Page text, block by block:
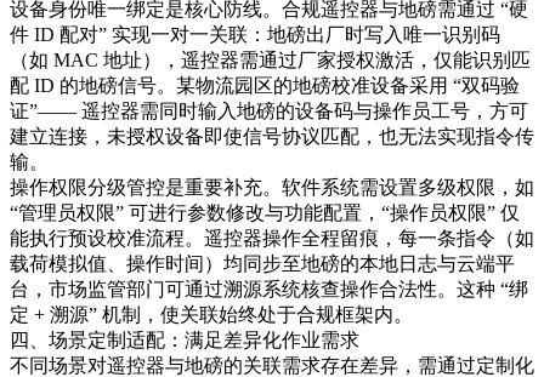
设备身份唯一绑定是核心防线。合规遥控器与地磅需通过 “硬
件 ID 配对” 实现一对一关联：地磅出厂时写入唯一识别码
（如 MAC 地址），遥控器需通过厂家授权激活，仅能识别匹
配 ID 的地磅信号。某物流园区的地磅校准设备采用 “双码验
证”—— 遥控器需同时输入地磅的设备码与操作员工号，方可
建立连接，未授权设备即使信号协议匹配，也无法实现指令传
输。​
操作权限分级管控是重要补充。软件系统需设置多级权限，如
“管理员权限” 可进行参数修改与功能配置，“操作员权限” 仅
能执行预设校准流程。遥控器操作全程留痕，每一条指令（如
载荷模拟值、操作时间）均同步至地磅的本地日志与云端平
台，市场监管部门可通过溯源系统核查操作合法性。这种 “绑
定 + 溯源” 机制，使关联始终处于合规框架内。​
四、场景定制适配：满足差异化作业需求​
不同场景对遥控器与地磅的关联需求存在差异，需通过定制化